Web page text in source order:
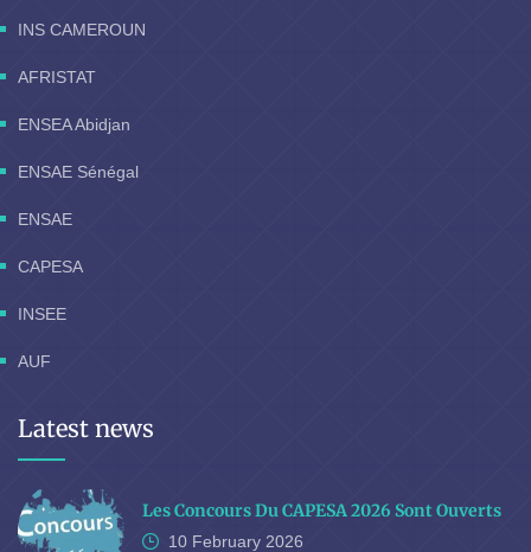
INS CAMEROUN
AFRISTAT
ENSEA Abidjan
ENSAE Sénégal
ENSAE
CAPESA
INSEE
AUF
Latest news
Les Concours Du CAPESA 2026 Sont Ouverts
10 February 2026